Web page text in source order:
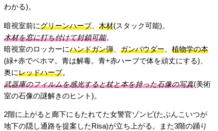
わかる)。
暗視室前にグリーンハーブ 木材(スタック可能)。
木材を窓に打ち付けて封鎖可能。
暗視室のロッカーにハンドガン弾 ガンパウダー
植物学の本
(緑+赤でベホマ。青は解毒。青+赤ハーブで体を頑丈にする)、
奥にレッドハーブ。
武器庫のフィルムを感光すると杖と本を持った石像の写真(美術
室の石像の謎解きのヒント)。
2階に上がると廊下にもたれてた女警官ゾンビ(たぶんこいつが
地下の隠し通路を提案したRisa)が立ち上がる。また3階の踊り